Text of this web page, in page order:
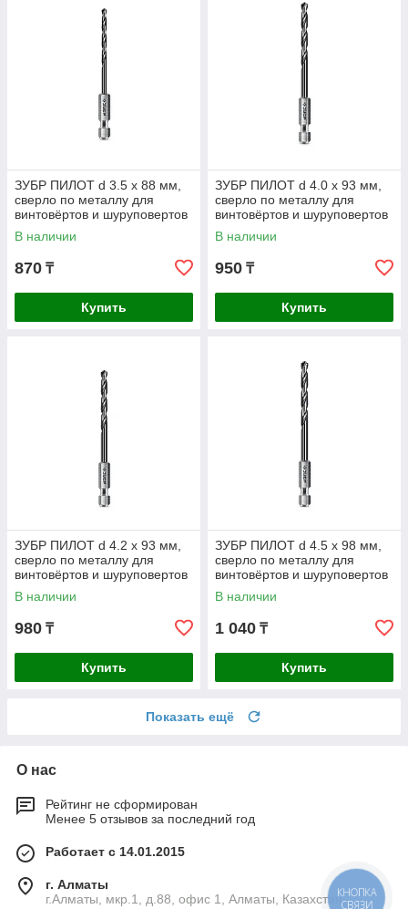
ЗУБР ПИЛОТ d 3.5 х 88 мм,
сверло по металлу для
винтовёртов и шуруповертов
IMPACT READY
Профессионал
В наличии
870 ₸
Купить
ЗУБР ПИЛОТ d 4.0 х 93 мм,
сверло по металлу для
винтовёртов и шуруповертов
IMPACT READY
Профессионал (29629-4
В наличии
950 ₸
Купить
ЗУБР ПИЛОТ d 4.2 х 93 мм,
сверло по металлу для
винтовёртов и шуруповертов
IMPACT READY
Профессионал
В наличии
980 ₸
Купить
ЗУБР ПИЛОТ d 4.5 х 98 мм,
сверло по металлу для
винтовёртов и шуруповертов
IMPACT READY
Профессионал
В наличии
1 040 ₸
Купить
Показать ещё
О нас
Рейтинг не сформирован
Менее 5 отзывов за последний год
Работает с 14.01.2015
г. Алматы
г.Алматы, мкр.1, д.88, офис 1, Алматы, КазахстанКНОПКА
СВЯЗИ